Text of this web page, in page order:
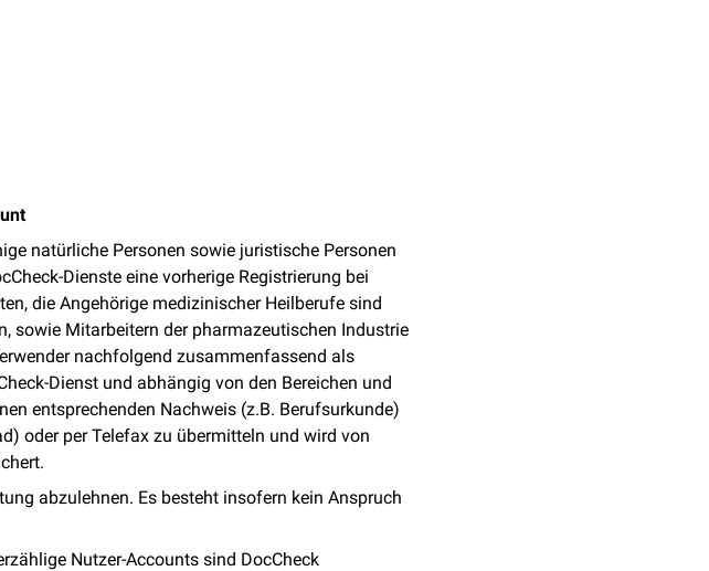
natürliche Personen sowie juristische Personen
Dienste eine vorherige Registrierung bei
die Angehörige medizinischer Heilberufe sind
sowie Mitarbeitern der pharmazeutischen Industrie
nachfolgend zusammenfassend als
Dienst und abhängig von den Bereichen und
entsprechenden Nachweis (z.B. Berufsurkunde)
oder per Telefax zu übermitteln und wird von
abzulehnen. Es besteht insofern kein Anspruch
Nutzer-Accounts sind DocCheck